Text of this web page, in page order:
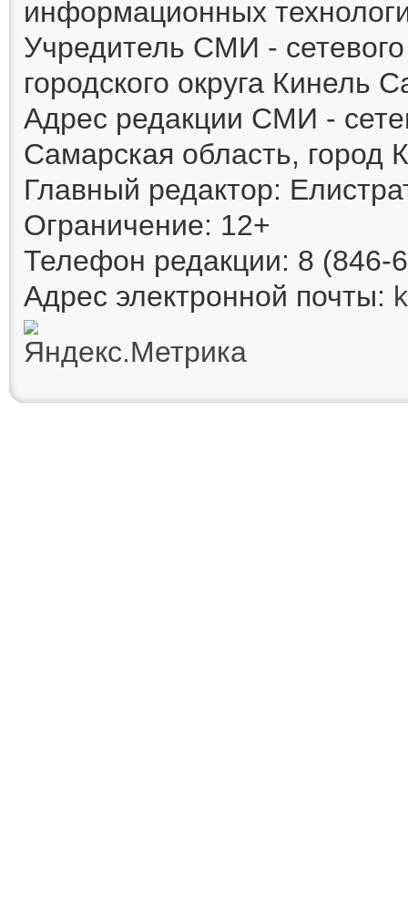
информационных
Учредитель СМИ -
городского округа Кинель
Адрес редакции СМИ -
Самарская область, город
Главный редактор:
Ограничение: 12+
Телефон редакции: 8 (846-
Адрес электронной почты: